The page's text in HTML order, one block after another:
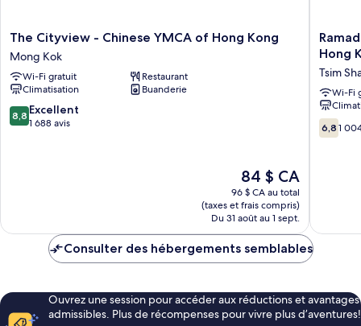
The
Cityview
-
Chinese
YMCA
of
Hong
The Cityview - Chinese YMCA of Hong Kong
Mong Kok
Wi-Fi gratuit
Restaurant
Climatisation
Buanderie
8.8
sur
8,8 Excellent
1 688 avis
Le
prix
est
de
84 $ CA
84 $ CA
96 $ CA au total
(taxes et frais compris)
Du 31 août au 1 sept.
Ramada
Grand
Sha
Tsui
(Former
Ramada
Hong
Sha
Hong
Tsim
Wi-Fi
6.8
sur
6,8 1
Consulter des hébergements semblables
Ouvrez une session pour accéder aux réductions et avantages
admissibles. Plus de récompenses pour vivre plus d’aventures!